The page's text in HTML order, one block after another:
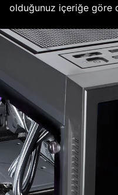
olduğunuz içeriğe göre